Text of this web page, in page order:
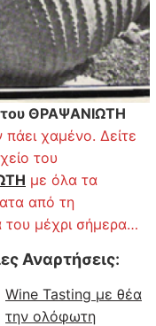
του ΘΡΑΨΑΝΙΩΤΗ
πάει χαμένο. Δείτε
του
με όλα τα
από τη
του μέχρι σήμερα…
Αναρτήσεις:
Wine Tasting με θέα
την ολόφωτη